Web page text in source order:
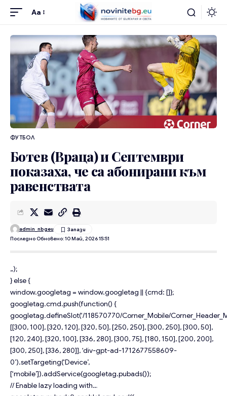
Aa
ФУТБОЛ
Ботев (Враца) и Септември
показаха, че са абонирани към
равенствата
Последно Обновено: 10 Май, 2026 15:51
admin_nbgeu
„);
} else {
window.googletag = window.googletag || {cmd: []};
googletag.cmd.push(function() {
googletag.defineSlot(‘/118570770/Corner_Mobile/
[[300, 100], [320, 120], [320, 50], [250, 250], [300, 250], [300, 50],
[120, 240], [320, 100], [336, 280], [300, 75], [180, 150], [200, 200],
[300, 250], [336, 280]], ‘div-gpt-ad-1712677558609-
0’).setTargeting(‘Device’,
[‘mobile’]).addService(googletag.pubads());
// Enable lazy loading with…